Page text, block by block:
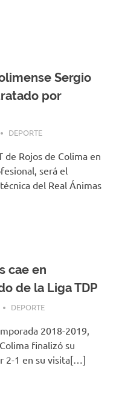
Sergio
por
DEPORTE
de Rojos de Colima en
será el
del Real Ánimas
cae en
de la Liga TDP
DEPORTE
2018-2019,
finalizó su
2-1 en su visita[…]